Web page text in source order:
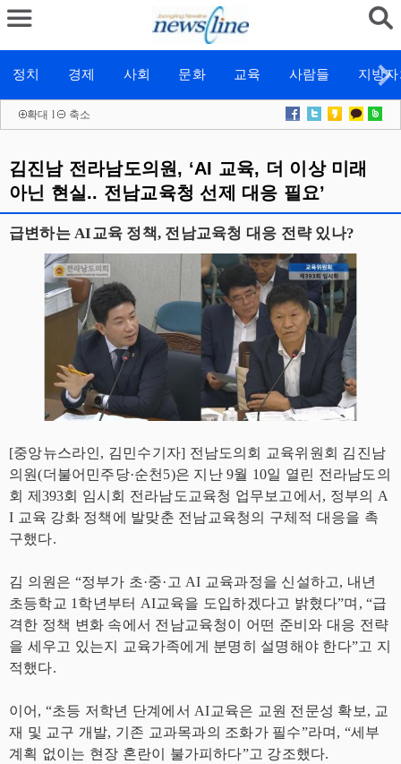
정치 경제 사회 문화 교육 사람들 지방
확대 l 축소
김진남 전라남도의원, ‘AI 교육, 더 이상 미래
아닌 현실.. 전남교육청 선제 대응 필요’
급변하는 AI교육 정책, 전남교육청 대응 전략 있나?
[중앙뉴스라인, 김민수기자] 전남도의회 교육위원회 김진남
의원(더불어민주당·순천5)은 지난 9월 10일 열린 전라남도의
회 제393회 임시회 전라남도교육청 업무보고에서, 정부의 A
I 교육 강화 정책에 발맞춘 전남교육청의 구체적 대응을 촉
구했다.
김 의원은 “정부가 초·중·고 AI 교육과정을 신설하고, 내년
초등학교 1학년부터 AI교육을 도입하겠다고 밝혔다”며, “급
격한 정책 변화 속에서 전남교육청이 어떤 준비와 대응 전략
을 세우고 있는지 교육가족에게 분명히 설명해야 한다”고 지
적했다.
이어, “초등 저학년 단계에서 AI교육은 교원 전문성 확보, 교
재 및 교구 개발, 기존 교과목과의 조화가 필수”라며, “세부
계획 없이는 현장 혼란이 불가피하다”고 강조했다.